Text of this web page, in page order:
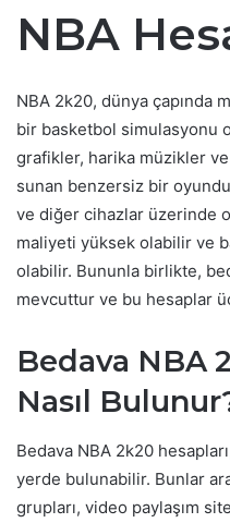
NBA
NBA 2k20, dünya çapında
bir basketbol simulasyonu
grafikler, harika müzikler
sunan benzersiz bir
ve diğer cihazlar üzerinde
maliyeti yüksek olabilir ve
olabilir. Bununla birlikte,
mevcuttur ve bu hesaplar
Bedava NBA
Nasıl
Bedava NBA 2k20
yerde bulunabilir. Bunlar
grupları, video paylaşım